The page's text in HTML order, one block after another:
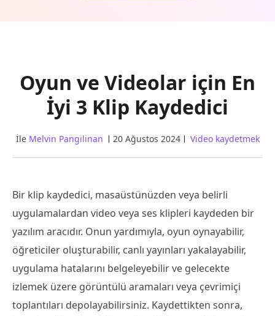
Oyun ve Videolar için En
İyi 3 Klip Kaydedici
İle Melvin Pangilinan 20 Ağustos 2024 Video kaydetmek
Bir klip kaydedici, masaüstünüzden veya belirli
uygulamalardan video veya ses klipleri kaydeden bir
yazılım aracıdır. Onun yardımıyla, oyun oynayabilir,
öğreticiler oluşturabilir, canlı yayınları yakalayabilir,
uygulama hatalarını belgeleyebilir ve gelecekte
izlemek üzere görüntülü aramaları veya çevrimiçi
toplantıları depolayabilirsiniz. Kaydettikten sonra,